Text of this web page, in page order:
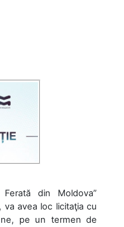
din Moldova”
va avea loc licitaţia cu
pe un termen de